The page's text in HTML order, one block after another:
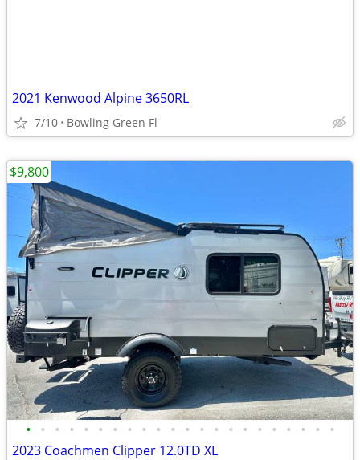
2021 Kenwood Alpine 3650RL
7/10 Bowling Green Fl
• • • • • • • • • • • • • • • • • • • • • •
2023 Coachmen Clipper 12.0TD XL
$9,800